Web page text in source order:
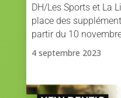
DH/Les Sports et La
place des
partir du 10
4 septembre 2023